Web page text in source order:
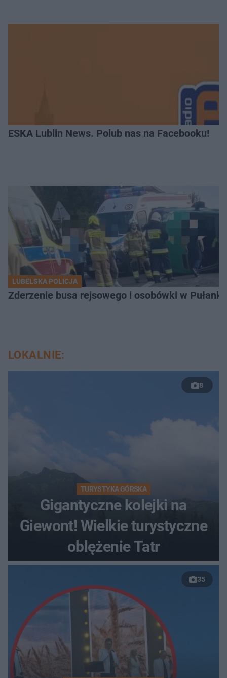
ESKA Lublin News. Polub nas na Facebooku!
LUBELSKA POLICJA
Zderzenie busa rejsowego i osobówki w
LOKALNIE:
8
TURYSTYKA GÓRSKA
Gigantyczne kolejki na
Giewont! Wielkie turystyczne
oblężenie Tatr
35